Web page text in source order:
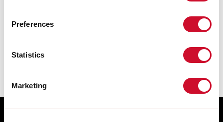
Preferences
Statistics
Marketing
Le istruzioni di montaggio degli